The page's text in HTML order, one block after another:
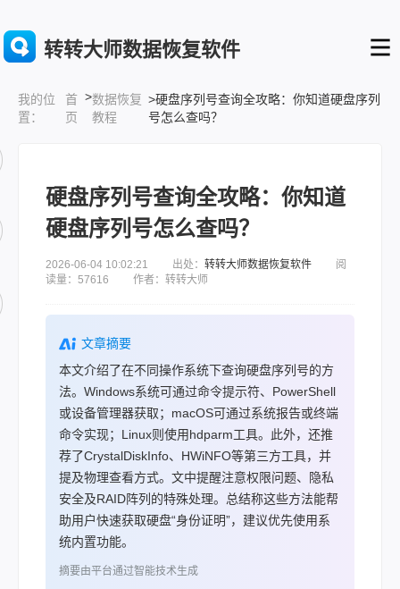
转转大师数据恢复软件
我的位
置：
首
页
>数据恢复
教程
>硬盘序列号查询全攻略：你知道硬盘序列
号怎么查吗？
硬盘序列号查询全攻略：你知道
硬盘序列号怎么查吗？
2026-06-04 10:02:21 出处： 转转大师数据恢复软件 阅
读量：57616 作者：转转大师
文章摘要
本文介绍了在不同操作系统下查询硬盘序列号的方
法。Windows系统可通过命令提示符、PowerShell
或设备管理器获取；macOS可通过系统报告或终端
命令实现；Linux则使用hdparm工具。此外，还推
荐了CrystalDiskInfo、HWiNFO等第三方工具，并
提及物理查看方式。文中提醒注意权限问题、隐私
安全及RAID阵列的特殊处理。总结称这些方法能帮
助用户快速获取硬盘“身份证明”，建议优先使用系
统内置功能。
摘要由平台通过智能技术生成